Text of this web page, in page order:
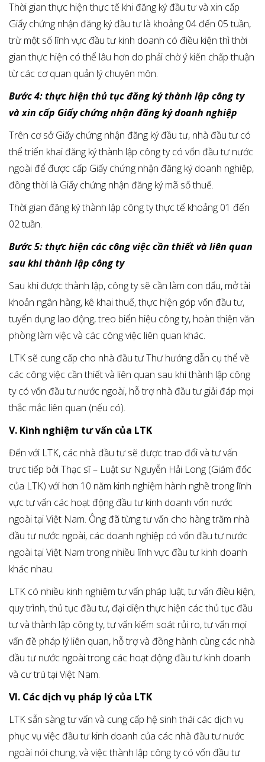
Thời gian thực hiện thực tế khi đăng ký đầu tư và xin cấp
Giấy chứng nhận đăng ký đầu tư là khoảng 04 đến 05 tuần,
trừ một số lĩnh vực đầu tư kinh doanh có điều kiện thì thời
gian thực hiện có thể lâu hơn do phải chờ ý kiến chấp thuận
từ các cơ quan quản lý chuyên môn.
Bước 4: thực hiện thủ tục đăng ký thành lập công ty
và xin cấp Giấy chứng nhận đăng ký doanh nghiệp
Trên cơ sở Giấy chứng nhận đăng ký đầu tư, nhà đầu tư có
thể triển khai đăng ký thành lập công ty có vốn đầu tư nước
ngoài để được cấp Giấy chứng nhận đăng ký doanh nghiệp,
đồng thời là Giấy chứng nhận đăng ký mã số thuế.
Thời gian đăng ký thành lập công ty thực tế khoảng 01 đến
02 tuần.
Bước 5: thực hiện các công việc cần thiết và liên quan
sau khi thành lập công ty
Sau khi được thành lập, công ty sẽ cần làm con dấu, mở tài
khoản ngân hàng, kê khai thuế, thực hiện góp vốn đầu tư,
tuyển dụng lao động, treo biển hiệu công ty, hoàn thiện văn
phòng làm việc và các công việc liên quan khác.
LTK sẽ cung cấp cho nhà đầu tư Thư hướng dẫn cụ thể về
các công việc cần thiết và liên quan sau khi thành lập công
ty có vốn đầu tư nước ngoài, hỗ trợ nhà đầu tư giải đáp mọi
thắc mắc liên quan (nếu có).
V. Kinh nghiệm tư vấn của LTK
Đến với LTK, các nhà đầu tư sẽ được trao đổi và tư vấn
trực tiếp bởi Thạc sĩ – Luật sư Nguyễn Hải Long (Giám đốc
của LTK) với hơn 10 năm kinh nghiệm hành nghề trong lĩnh
vực tư vấn các hoạt động đầu tư kinh doanh vốn nước
ngoài tại Việt Nam. Ông đã từng tư vấn cho hàng trăm nhà
đầu tư nước ngoài, các doanh nghiệp có vốn đầu tư nước
ngoài tại Việt Nam trong nhiều lĩnh vực đầu tư kinh doanh
khác nhau.
LTK có nhiều kinh nghiệm tư vấn pháp luật, tư vấn điều kiện,
quy trình, thủ tục đầu tư, đại diện thực hiện các thủ tục đầu
tư và thành lập công ty, tư vấn kiểm soát rủi ro, tư vấn mọi
vấn đề pháp lý liên quan, hỗ trợ và đồng hành cùng các nhà
đầu tư nước ngoài trong các hoạt động đầu tư kinh doanh
và cư trú tại Việt Nam.
VI. Các dịch vụ pháp lý của LTK
LTK sẵn sàng tư vấn và cung cấp hệ sinh thái các dịch vụ
phục vụ việc đầu tư kinh doanh của các nhà đầu tư nước
ngoài nói chung, và việc thành lập công ty có vốn đầu tư